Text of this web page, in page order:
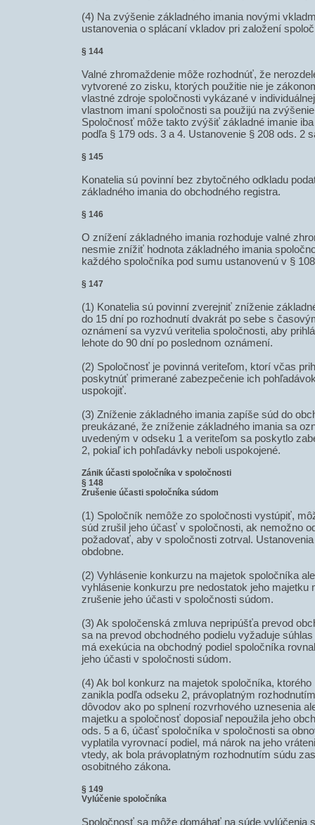
(4) Na zvýšenie základného imania novými
ustanovenia o splácaní vkladov pri založení
§ 144
Valné zhromaždenie môže rozhodnúť, že
vytvorené zo zisku, ktorých použitie nie je
vlastné zdroje spoločnosti vykázané v
vlastnom imaní spoločnosti sa použijú na
Spoločnosť môže takto zvýšiť základné imanie
podľa § 179 ods. 3 a 4. Ustanovenie § 208 ods. 2
§ 145
Konatelia sú povinní bez zbytočného odkladu
základného imania do obchodného registra.
§ 146
O znížení základného imania rozhoduje valné
nesmie znížiť hodnota základného imania
každého spoločníka pod sumu ustanovenú v §
§ 147
(1) Konatelia sú povinní zverejniť zníženie
do 15 dní po rozhodnutí dvakrát po sebe s
oznámení sa vyzvú veritelia spoločnosti, aby
lehote do 90 dní po poslednom oznámení.
(2) Spoločnosť je povinná veriteľom, ktorí včas
poskytnúť primerané zabezpečenie ich
uspokojiť.
(3) Zníženie základného imania zapíše súd do
preukázané, že zníženie základného imania sa
uvedeným v odseku 1 a veriteľom sa poskytlo
2, pokiaľ ich pohľadávky neboli uspokojené.
Zánik účasti spoločníka v spoločnosti
§ 148
Zrušenie účasti spoločníka súdom
(1) Spoločník nemôže zo spoločnosti vystúpiť,
súd zrušil jeho účasť v spoločnosti, ak nemožno
požadovať, aby v spoločnosti zotrval.
obdobne.
(2) Vyhlásenie konkurzu na majetok spoločníka
vyhlásenie konkurzu pre nedostatok jeho majetku
zrušenie jeho účasti v spoločnosti súdom.
(3) Ak spoločenská zmluva nepripúšťa prevod
sa na prevod obchodného podielu vyžaduje
má exekúcia na obchodný podiel spoločníka
jeho účasti v spoločnosti súdom.
(4) Ak bol konkurz na majetok spoločníka,
zanikla podľa odseku 2, právoplatným
dôvodov ako po splnení rozvrhového uznesenia
majetku a spoločnosť doposiaľ nepoužila jeho
ods. 5 a 6, účasť spoločníka v spoločnosti sa
vyplatila vyrovnací podiel, má nárok na jeho
vtedy, ak bola právoplatným rozhodnutím súdu
osobitného zákona.
§ 149
Vylúčenie spoločníka
Spoločnosť sa môže domáhať na súde vylúčenia